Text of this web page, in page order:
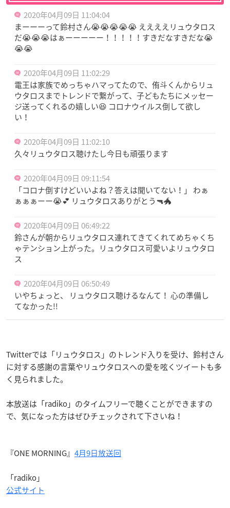
2020年04月09日 11:04:04
まーーーって鈴村さん😭😭😭😭😭 ええええリュウタロス
だ😭😭😭はぁーーーーー！！！！！すきだなすきだな😭
😭😭
2020年04月09日 11:02:29
電王は家族でめっちゃハマってたので、侑斗くんからリュ
ウタロスまでトレンドで繋がって、子どもたちにメッセー
ジ送ってくれるの嬉しい😆 コロナウイルス倒して欲し
い！
2020年04月09日 11:02:10
久々リュウタロス聴けたし今日も頑張ります
2020年04月09日 09:11:54
「コロナ倒すけどいいよね？答えは聞いてない！」 わぁ
ぁぁぁーー😭💕 リュウタロスありがとう🔫🐲
2020年04月09日 06:49:22
鈴さんが朝からリュウタロス連れてきてくれてめちゃくち
ゃテンション上がった。リュウタロス可愛いよリュウタロ
ス
2020年04月09日 06:50:49
いやちょっと、 リュウタロス聴けるなんて！ 心の準備し
てなかった!!
Twitterでは「リュウタロス」のトレンド入りを受け、鈴村さん
に対する感謝の言葉やリュウタロスへの愛を呟くツイートも多
く見られました。
本放送は「radiko」のタイムフリーで聴くことができますの
で、気になった方はぜひチェックされて下さいね！
『ONE MORNING』 4月9日放送回
「radiko」
公式サイト